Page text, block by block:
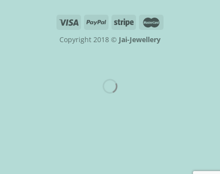
Copyright 2018 © Jai-Jewellery